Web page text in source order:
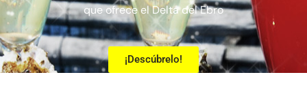
que ofrece el Delta del Ebro
¡Descúbrelo!